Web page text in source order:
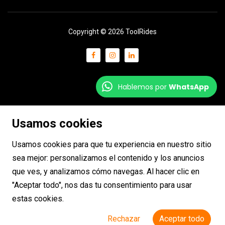
Copyright © 2026 ToolRides
Hablemos por WhatsApp
Usamos cookies
Usamos cookies para que tu experiencia en nuestro sitio
sea mejor: personalizamos el contenido y los anuncios
que ves, y analizamos cómo navegas. Al hacer clic en
"Aceptar todo", nos das tu consentimiento para usar
estas cookies.
Rechazar Aceptar todo